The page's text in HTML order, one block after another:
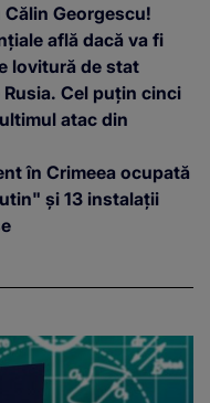
Călin Georgescu!
află dacă va fi
lovitură de stat
Cel puțin cinci
atac din
în Crimeea ocupată
și 13 instalații